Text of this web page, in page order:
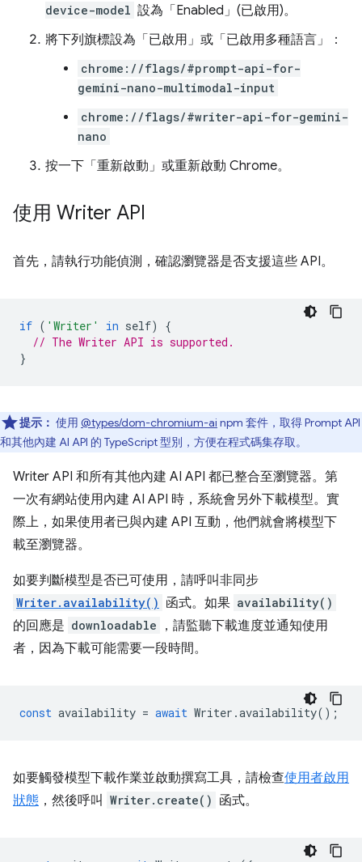
device-model 設為「Enabled」(已啟用)。
將下列旗標設為「已啟用」 或「已啟用多種語言」 ：
chrome://flags/#prompt-api-for-
gemini-nano-multimodal-input
chrome://flags/#writer-api-for-gemini-
nano
按一下「重新啟動」 或重新啟動 Chrome。
使用 Writer API
首先，請執行功能偵測，確認瀏覽器是否支援這些 API。
if ( 'Writer' in self)
{
// The Writer API is supported.
}
提示： 使用 @types/dom-chromium-ai npm 套件，取得 Prompt API
和其他內建 AI API 的 TypeScript 型別，方便在程式碼集存取。
Writer API 和所有其他內建 AI API 都已整合至瀏覽器。第
一次有網站使用內建 AI API 時，系統會另外下載模型。實
際上，如果使用者已與內建 API 互動，他們就會將模型下
載至瀏覽器。
如要判斷模型是否已可使用，請呼叫非同步
Writer.availability() 函式。如果 availability()
的回應是 downloadable
，請監聽下載進度並通知使用
者，因為下載可能需要一段時間。
const availability = await Writer .availability();
如要觸發模型下載作業並啟動撰寫工具，請檢查使用者啟用
狀態 ，然後呼叫 Writer.create() 函式。